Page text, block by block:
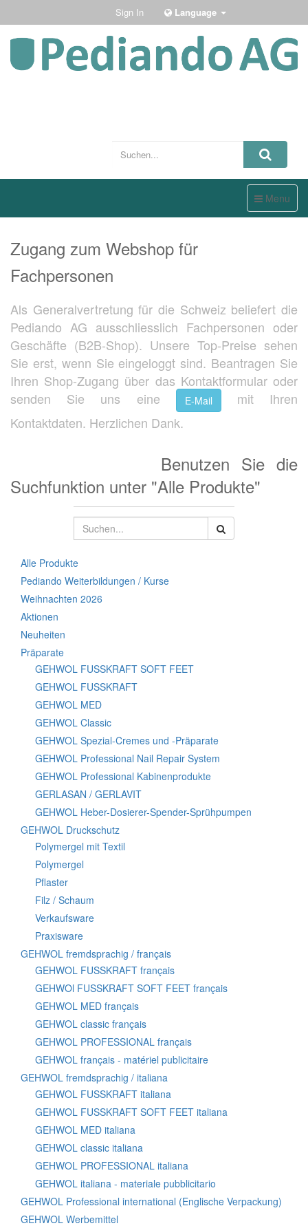
Sign In Language
Toggle
navigation
Menu
Zugang zum Webshop für
Fachpersonen
Als Generalvertretung für die Schweiz beliefert die
Pediando AG ausschliesslich Fachpersonen oder
Geschäfte (B2B-Shop). Unsere Top-Preise sehen
Sie erst, wenn Sie eingeloggt sind. Beantragen Sie
Ihren Shop-Zugang über das Kontaktformular oder
senden Sie uns eine
E-Mail
mit Ihren
Kontaktdaten. Herzlichen Dank.
Benutzen Sie die
Suchfunktion unter "Alle Produkte"
Alle Produkte
Pediando Weiterbildungen / Kurse
Weihnachten 2026
Aktionen
Neuheiten
Präparate
GEHWOL FUSSKRAFT SOFT FEET
GEHWOL FUSSKRAFT
GEHWOL MED
GEHWOL Classic
GEHWOL Spezial-Cremes und -Präparate
GEHWOL Professional Nail Repair System
GEHWOL Professional Kabinenprodukte
GERLASAN / GERLAVIT
GEHWOL Heber-Dosierer-Spender-Sprühpumpen
GEHWOL Druckschutz
Polymergel mit Textil
Polymergel
Pflaster
Filz / Schaum
Verkaufsware
Praxisware
GEHWOL fremdsprachig / français
GEHWOL FUSSKRAFT français
GEHWOl FUSSKRAFT SOFT FEET français
GEHWOL MED français
GEHWOL classic français
GEHWOL PROFESSIONAL français
GEHWOL français - matériel publicitaire
GEHWOL fremdsprachig / italiana
GEHWOL FUSSKRAFT italiana
GEHWOL FUSSKRAFT SOFT FEET italiana
GEHWOL MED italiana
GEHWOL classic italiana
GEHWOL PROFESSIONAL italiana
GEHWOL italiana - materiale pubblicitario
GEHWOL Professional international (Englische Verpackung)
GEHWOL Werbemittel